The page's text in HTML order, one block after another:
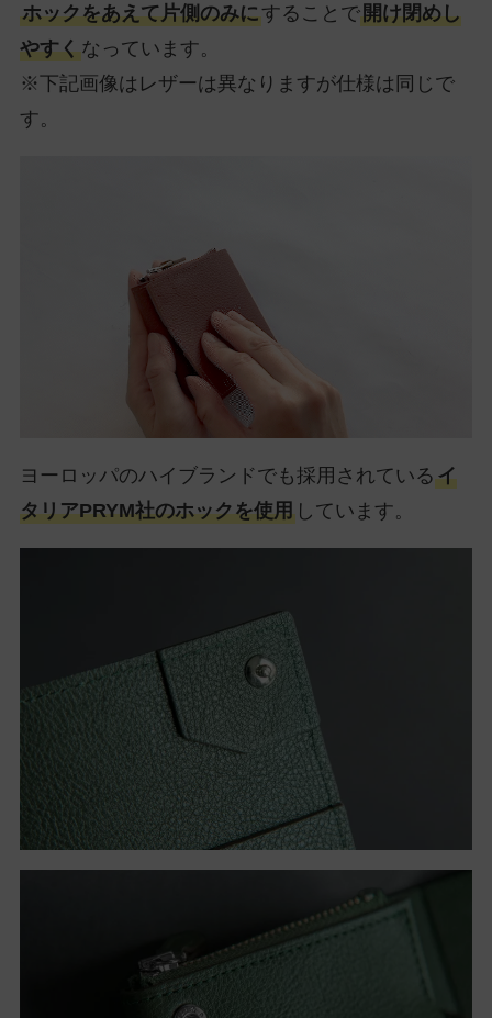
ホックをあえて片側のみにすることで開け閉めし
やすくなっています。
※下記画像はレザーは異なりますが仕様は同じで
す。
ヨーロッパのハイブランドでも採用されているイ
タリアPRYM社のホックを使用しています。